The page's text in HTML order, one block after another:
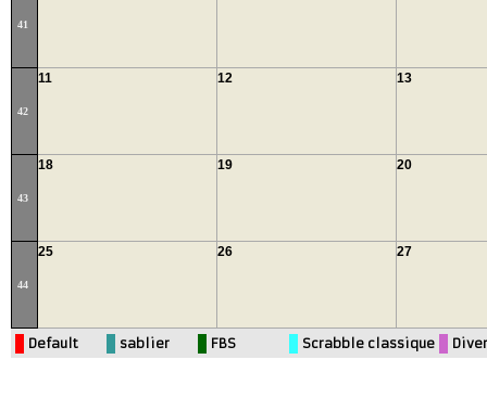
41
42
11 12 13
43
18 19 20
44
25 26 27
Default sablier FBS Scrabble classique